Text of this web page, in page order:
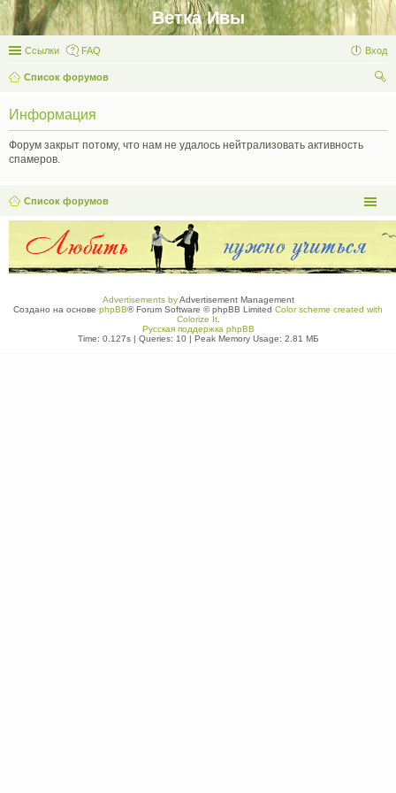
Ветка Ивы
Ссылки FAQ Вход
Список форумов
Информация
Форум закрыт потому, что нам не удалось нейтрализовать активность
спамеров.
Список форумов
Advertisements byAdvertisement Management
Создано на основе phpBB® Forum Software © phpBB Limited Color scheme created with
Colorize It.
Русская поддержка phpBB
Time: 0.127s| Queries: 10| Peak Memory Usage: 2.81 МБ